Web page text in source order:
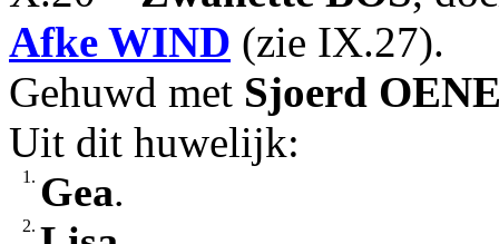
Afke WIND (zie IX.27).
Gehuwd met Sjoerd
Uit dit huwelijk:
1. Gea.
2.